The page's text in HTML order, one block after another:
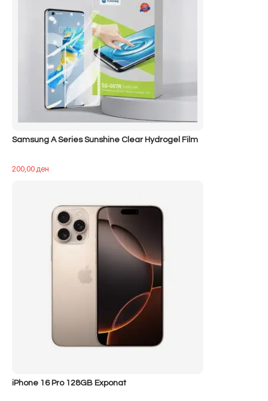
Samsung A Series Sunshine Clear Hydrogel Film
200,00ден
iPhone 16 Pro 128GB Exponat